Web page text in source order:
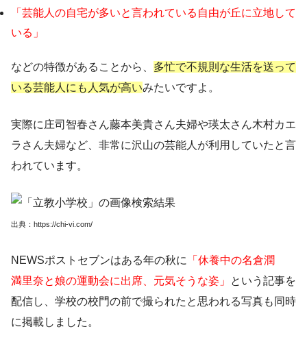
「芸能人の自宅が多いと言われている自由が丘に立地して
いる」
などの特徴があることから、 多忙で不規則な生活を送って
いる芸能人にも人気が高いみたいですよ。
実際に庄司智春さん藤本美貴さん夫婦や瑛太さん木村カエ
ラさん夫婦など、非常に沢山の芸能人が利用していたと言
われています。
出典：https://chi-vi.com/
NEWSポストセブンはある年の秋に
「休養中の名倉潤
満里奈と娘の運動会に出席、元気そうな姿」
という記事を
配信し、学校の校門の前で撮られたと思われる写真も同時
に掲載しました。